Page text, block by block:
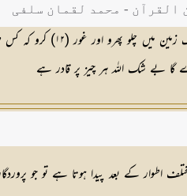
القرآن - محمد لقمان سلفی
میں چلو پھرو اور غور (١٢) کرو کہ کس
گا بے شک اللہ ہر چیز پر قادر ہے
اطوار کے بعد پیدا ہوتا ہے تو جو